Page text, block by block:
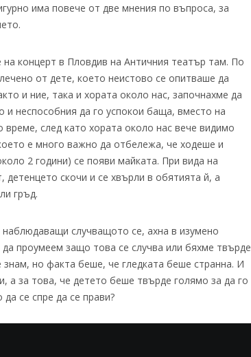
има повече от две мнения по въпроса, за
концерт в Пловдив на Античния театър там. По
от дете, което неистово се опитваше да
и ние, така и хората около нас, започнахме да
неспособния да го успокои баща, вместо на
време, след като хората около нас вече видимо
е много важно да отбележа, че ходеше и
2 години) се появи майката. При вида на
скочи и се хвърли в обятията й, а
гръд.
наблюдаващи случващото се, ахна в изумено
проумеем защо това се случва или бяхме твърде
но факта беше, че гледката беше странна. И
а за това, че детето беше твърде голямо за да го
се спре да се прави?